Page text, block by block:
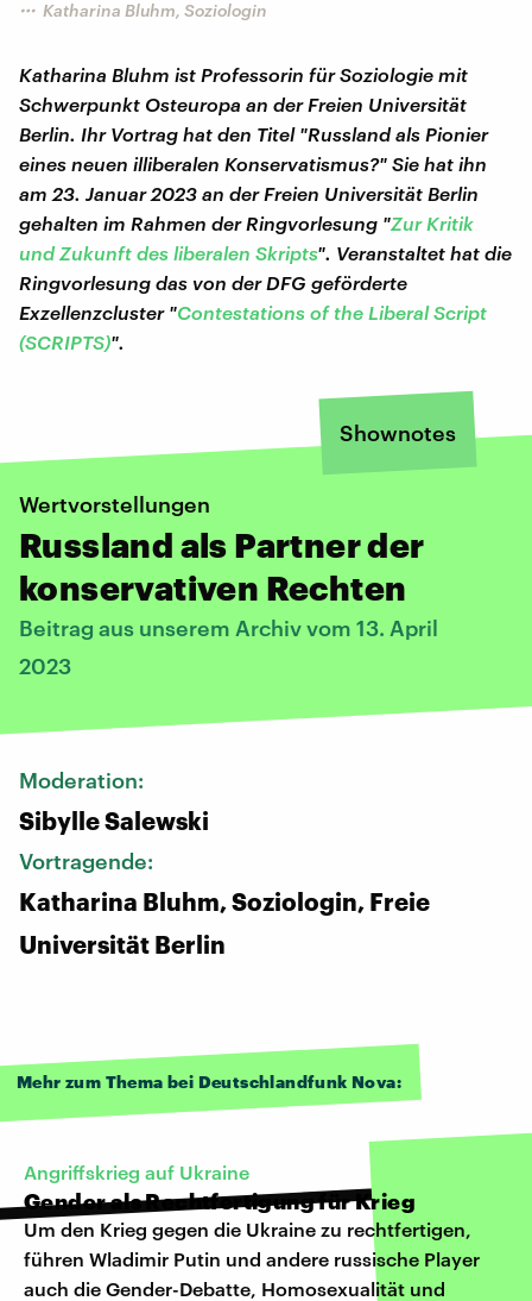
Katharina Bluhm, Soziologin
Katharina Bluhm ist Professorin für Soziologie mit
Schwerpunkt Osteuropa an der Freien Universität
Berlin. Ihr Vortrag hat den Titel "Russland als Pionier
eines neuen illiberalen Konservatismus?" Sie hat ihn
am 23. Januar 2023 an der Freien Universität Berlin
gehalten im Rahmen der Ringvorlesung "Zur Kritik
und Zukunft des liberalen Skripts". Veranstaltet hat die
Ringvorlesung das von der DFG geförderte
Exzellenzcluster "Contestations of the Liberal Script
(SCRIPTS)".
Shownotes
Wertvorstellungen
Russland als Partner der
konservativen Rechten
Beitrag aus unserem Archiv vom 13. April
2023
Moderation:
Sibylle Salewski
Vortragende:
Katharina Bluhm, Soziologin, Freie
Universität Berlin
Mehr zum Thema bei Deutschlandfunk Nova:
Angriffskrieg auf Ukraine
Gender als Rechtfertigung für Krieg
Um den Krieg gegen die Ukraine zu rechtfertigen,
führen Wladimir Putin und andere russische Player
auch die Gender-Debatte, Homosexualität und